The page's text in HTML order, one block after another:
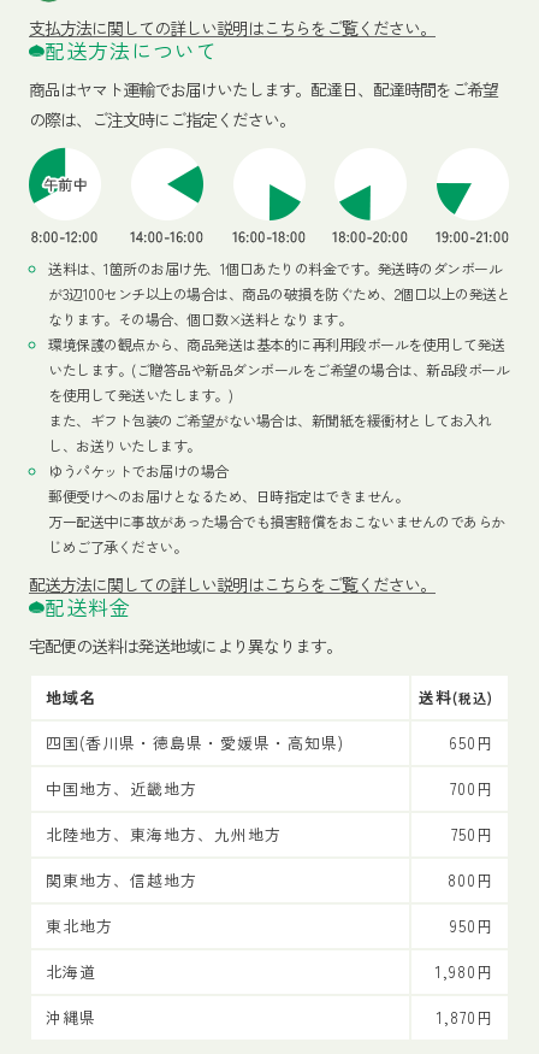
支払方法に関しての詳しい説明はこちらをご覧ください。
配送方法について
商品はヤマト運輸でお届けいたします。 配達日、配達時間をご希望
の際は、ご注文時にご指定ください。
送料は、1箇所のお届け先、1個口あたりの料金です。発送時のダンボール
が3辺100センチ以上の場合は、商品の破損を防ぐため、2個口以上の発送と
なります。その場合、個口数×送料となります。
環境保護の観点から、商品発送は基本的に再利用段ボールを使用して発送
いたします。(ご贈答品や新品ダンボールをご希望の場合は、新品段ボール
を使用して発送いたします。)
また、ギフト包装のご希望がない場合は、新聞紙を緩衝材としてお入れ
し、お送りいたします。
ゆうパケットでお届けの場合
郵便受けへのお届けとなるため、日時指定はできません。
万一配送中に事故があった場合でも損害賠償をおこないませんのであらか
じめご了承ください。
配送方法に関しての詳しい説明はこちらをご覧ください。
配送料金
宅配便の送料は発送地域により異なります。
地域名 送料(税込)
四国(香川県・徳島県・愛媛県・高知県)
650円
中国地方、近畿地方
700円
北陸地方、東海地方、九州地方
750円
関東地方、信越地方
800円
東北地方
950円
北海道
1,980円
沖縄県
1,870円